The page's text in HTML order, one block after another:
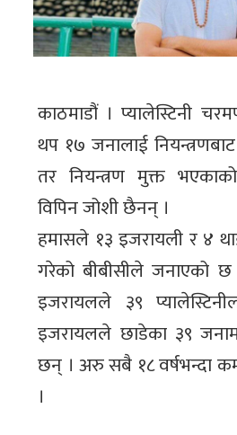
काठमाडौं । प्यालेस्टिनी
थप १७ जनालाई
तर नियन्त्रण मुक्त
विपिन जोशी छैनन् ।
हमासले १३ इजरायली र ४
गरेको बीबीसीले जनाएको
इजरायलले ३९
इजरायलले छाडेका ३९
छन् । अरु सबै १८ वर्षभन्दा
।